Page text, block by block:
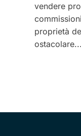
vendere
proprietà
ostacolare...